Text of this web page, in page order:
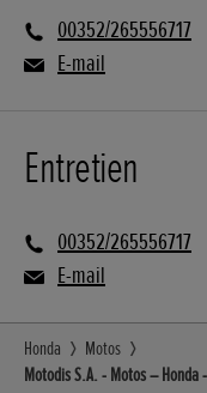
00352/265556717
E-mail
Entretien
00352/265556717
E-mail
Honda
Motos
Motodis S.A. - Motos – Honda